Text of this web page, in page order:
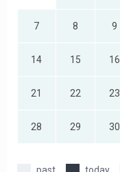
7 8 9
14 15 16
21 22 23
28 29 30